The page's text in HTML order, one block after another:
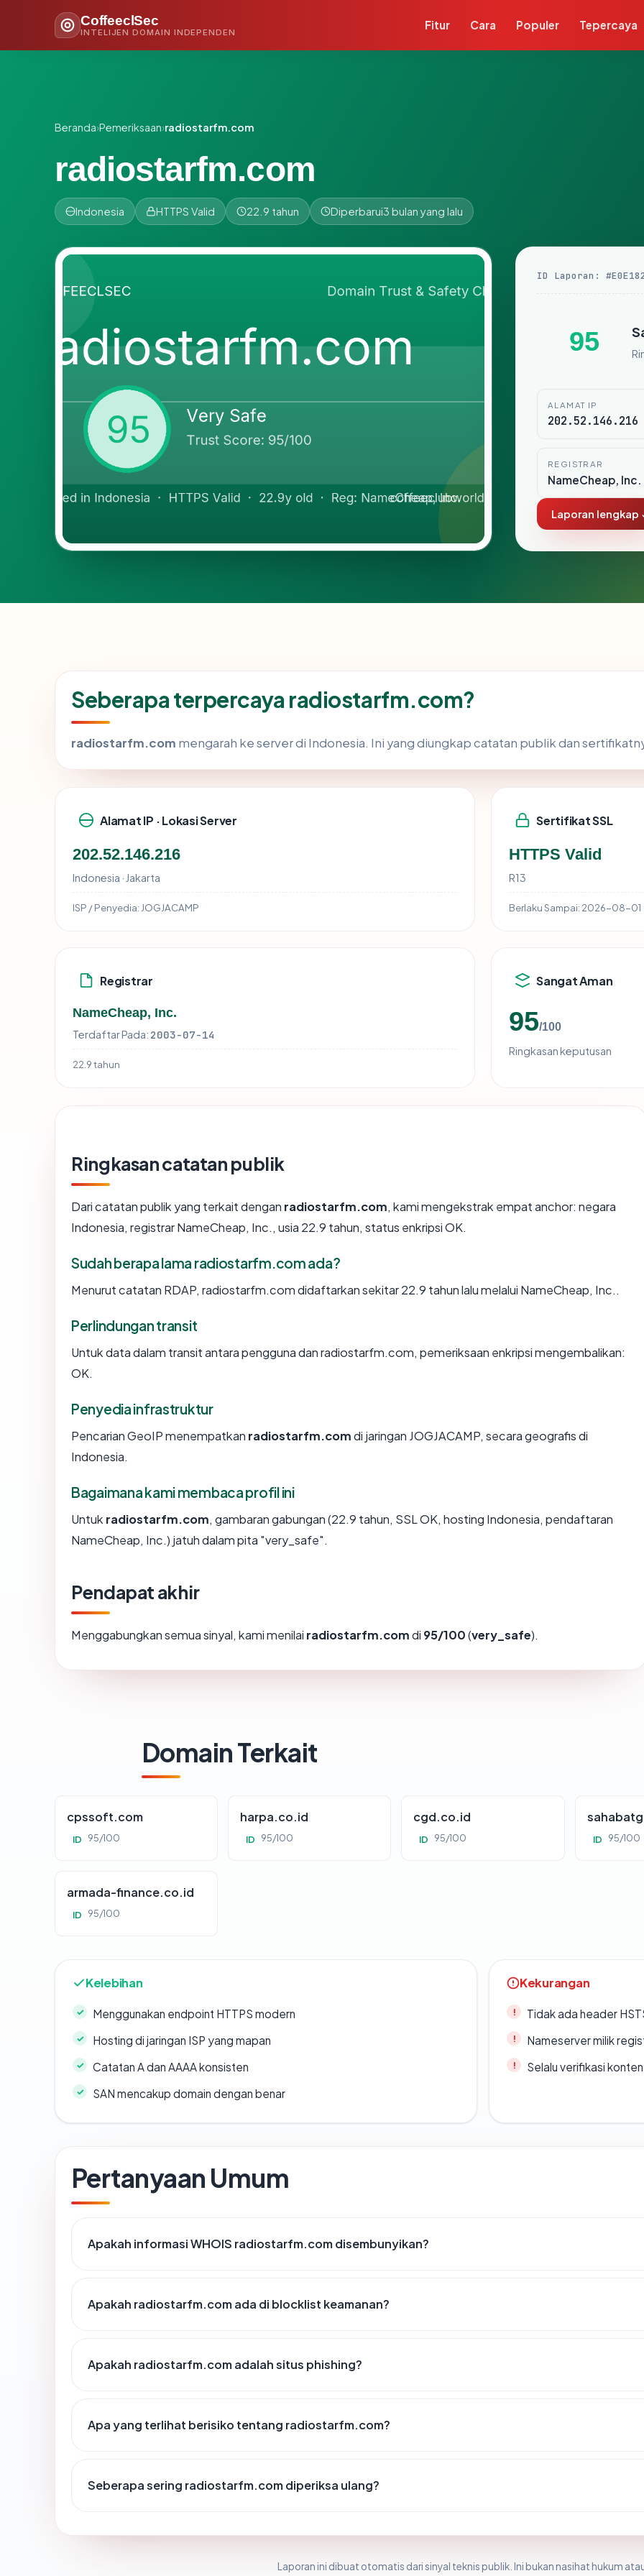
CoffeeclSec
INTELIJEN DOMAIN INDEPENDEN
Fitur Cara Populer Tepercaya
Beranda›Pemeriksaan›radiostarfm.com
radiostarfm.com
Indonesia HTTPS Valid 22.9 tahun Diperbarui3 bulan yang lalu
ID Laporan:
95
ALAMAT IP
202.52.146.216
REGISTRAR
NameCheap, Inc.
Laporan lengkap
Seberapa terpercaya radiostarfm.com?
radiostarfm.com mengarah ke server di Indonesia. Ini yang diungkap catatan publik dan
Alamat IP · Lokasi Server
202.52.146.216
Indonesia · Jakarta
ISP / Penyedia: JOGJACAMP
Sertifikat SSL
HTTPS Valid
R13
Berlaku Sampai: 2026-08-01
Registrar
NameCheap, Inc.
Terdaftar Pada: 2003-07-14
22.9 tahun
Sangat Aman
95/100
Ringkasan keputusan
Ringkasan catatan publik
Dari catatan publik yang terkait dengan radiostarfm.com, kami mengekstrak empat anchor: negara
Indonesia, registrar NameCheap, Inc., usia 22.9 tahun, status enkripsi OK.
Sudah berapa lama radiostarfm.com ada?
Menurut catatan RDAP, radiostarfm.com didaftarkan sekitar 22.9 tahun lalu melalui NameCheap, Inc..
Perlindungan transit
Untuk data dalam transit antara pengguna dan radiostarfm.com, pemeriksaan enkripsi mengembalikan:
OK.
Penyedia infrastruktur
Pencarian GeoIP menempatkan radiostarfm.comdi jaringan JOGJACAMP, secara geografis di
Indonesia.
Bagaimana kami membaca profil ini
Untuk radiostarfm.com, gambaran gabungan (22.9 tahun, SSL OK, hosting Indonesia, pendaftaran
NameCheap, Inc.) jatuh dalam pita "very_safe".
Pendapat akhir
Menggabungkan semua sinyal, kami menilai radiostarfm.comdi 95/100(very_safe).
Domain Terkait
cpssoft.com
ID 95/100
harpa.co.id
ID 95/100
cgd.co.id
ID 95/100 ID 95/100
armada-finance.co.id
ID 95/100
Kelebihan
Menggunakan endpoint HTTPS modern
Hosting di jaringan ISP yang mapan
Catatan A dan AAAA konsisten
SAN mencakup domain dengan benar
Kekurangan
Tidak ada header
Nameserver milik
Selalu verifikasi
Pertanyaan Umum
Apakah informasi WHOIS radiostarfm.com disembunyikan?
Apakah radiostarfm.com ada di blocklist keamanan?
Apakah radiostarfm.com adalah situs phishing?
Apa yang terlihat berisiko tentang radiostarfm.com?
Seberapa sering radiostarfm.com diperiksa ulang?
Laporan ini dibuat otomatis dari sinyal teknis publik. Ini bukan nasihat hukum